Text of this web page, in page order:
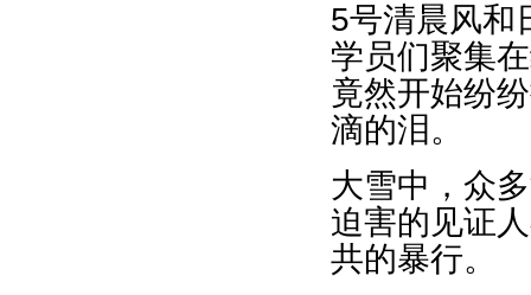
5号清晨风和
学员们聚集
竟然开始纷
滴的泪。
大雪中，众
迫害的见证
共的暴行。